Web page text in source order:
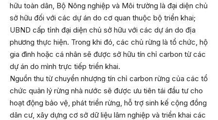
hữu toàn dân, Bộ Nông nghiệp và Môi trường là đại diện chủ
sở hữu đối với các dự án do cơ quan thuộc bộ triển khai;
UBND cấp tỉnh đại diện chủ sở hữu với các dự án do địa
phương thực hiện. Trong khi đó, các chủ rừng là tổ chức, hộ
gia đình hoặc cá nhân sẽ được sở hữu tín chỉ carbon từ các
dự án do mình trực tiếp triển khai.
Nguồn thu từ chuyển nhượng tín chỉ carbon rừng của các tổ
chức quản lý rừng nhà nước sẽ được ưu tiên tái đầu tư cho
hoạt động bảo vệ, phát triển rừng, hỗ trợ sinh kế cộng đồng
dân cư, xây dựng cơ sở dữ liệu lâm nghiệp và triển khai các